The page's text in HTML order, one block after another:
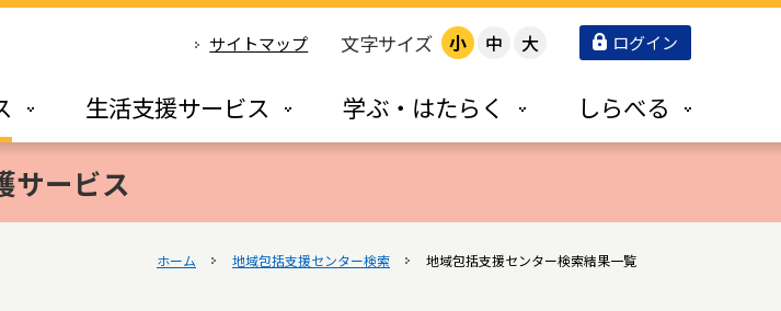
サイトマップ 文字サイズ 小 中 大 ログイン
生活支援サービス 学ぶ・はたらく しらべる
サービス
ホーム 地域包括支援センター検索 地域包括支援センター検索結果一覧